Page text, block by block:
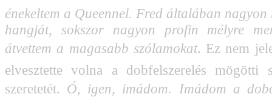
énekeltem a Queennel. Fred általában nagyon
hangját, sokszor nagyon profin mélyre
átvettem a magasabb szólamokat. Ez nem
elvesztette volna a dobfelszerelés mögötti
szeretetét.  Ó, igen, imádom. Imádom a